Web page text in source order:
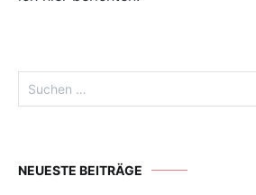
nach:
NEUESTE BEITRÄGE